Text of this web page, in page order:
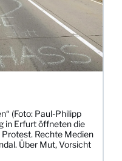
(Foto: Paul-Philipp
in Erfurt öffneten die
Rechte Medien
Über Mut, Vorsicht